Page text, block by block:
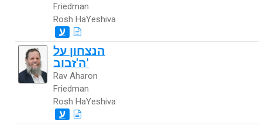
Friedman
Rosh HaYeshiva
ע
הנצחון על
ה'זבוב'
Rav Aharon
Friedman
Rosh HaYeshiva
ע